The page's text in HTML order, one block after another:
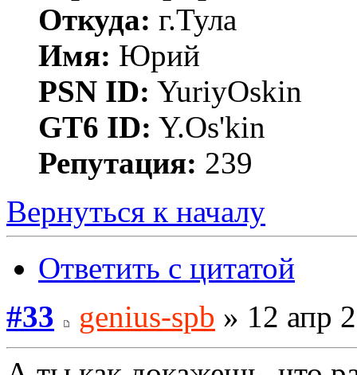
Откуда: г.Тула
Имя: Юрий
PSN ID: YuriyOskin
GT6 ID: Y.Os'kin
Репутация: 239
Вернуться к началу
Ответить с цитатой
#33
genius-spb » 12 апр